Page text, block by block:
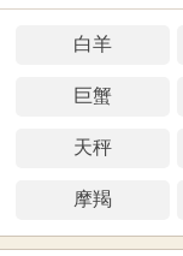
白羊
巨蟹
天秤
摩羯